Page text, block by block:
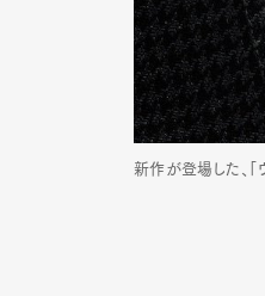
新作が登場した、「